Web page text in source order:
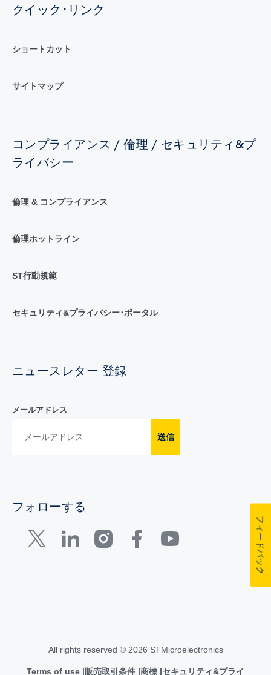
クイック･リンク
ショートカット
サイトマップ
コンプライアンス / 倫理 / セキュリティ&プ
ライバシー
倫理 & コンプライアンス
倫理ホットライン
ST行動規範
セキュリティ&プライバシー･ポータル
ニュースレター 登録
メールアドレス
送信
フォローする
All rights reserved © 2026 STMicroelectronics
Terms of use 販売取引条件 商標 セキュリティ&プライ
フィードバック